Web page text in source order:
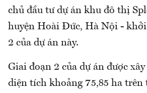
chủ đầu tư dự án khu đô thị
huyện Hoài Đức, Hà Nội -
2 của dự án này.
Giai đoạn 2 của dự án được
diện tích khoảng 75,85 ha trên